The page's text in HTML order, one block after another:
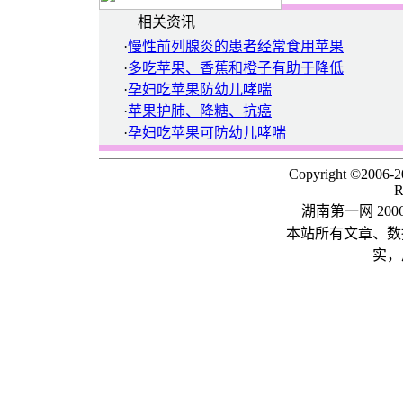
相关资讯
·慢性前列腺炎的患者经常食用苹果
·多吃苹果、香蕉和橙子有助于降低
·孕妇吃苹果防幼儿哮喘
·苹果护肺、降糖、抗癌
·孕妇吃苹果可防幼儿哮喘
Copyright ©2006-
湖南第一网
本站所有文章、
实